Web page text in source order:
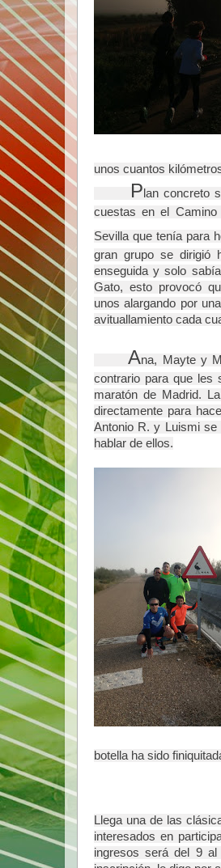
unos cuantos
     P
lan concreto
cuestas en el
Sevilla que tenía
gran grupo se dirigió
enseguida y solo
Gato, esto provocó
unos alargando por
avituallamiento cada
Ana, Mayte y
contrario para que les
maratón de Madrid.
directamente para
Antonio R. y Luismi
hablar de ellos.
botella ha sido
Llega una de las
interesados en
ingresos será del 9